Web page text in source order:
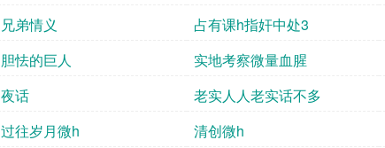
兄弟情义
占有课h指奸中处3
胆怯的巨人
实地考察微量血腥
夜话
老实人人老实话不多
过往岁月微h
清创微h